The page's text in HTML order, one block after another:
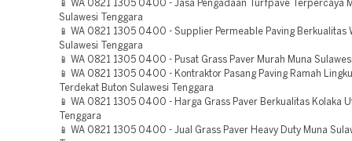
📱 WA 0821 1305 0400 - Jasa Pengadaan Turfpave Terpercaya
Sulawesi Tenggara
📱 WA 0821 1305 0400 - Supplier Permeable Paving Berkualitas
Sulawesi Tenggara
📱 WA 0821 1305 0400 - Pusat Grass Paver Murah Muna
📱 WA 0821 1305 0400 - Kontraktor Pasang Paving Ramah
Terdekat Buton Sulawesi Tenggara
📱 WA 0821 1305 0400 - Harga Grass Paver Berkualitas Kolaka
Tenggara
📱 WA 0821 1305 0400 - Jual Grass Paver Heavy Duty Muna